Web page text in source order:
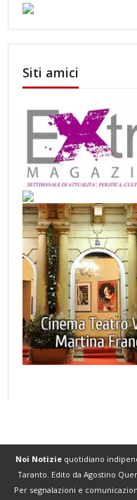
Siti amici
Noi Notiziequotidiano
Taranto. Edito da Agostino
Per segnalazioni e